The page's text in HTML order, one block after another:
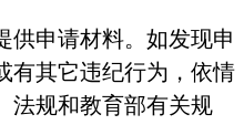
供申请材料。如发现申
有其它违纪行为，依情
法规和教育部有关规